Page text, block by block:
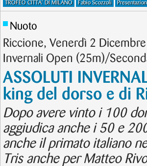
TROFEO CITTA' DI MILANO Fabio Scozzoli
Nuoto
Riccione, Venerdì 2
Invernali Open (25m)/
ASSOLUTI
king del dorso e di
Dopo avere vinto i 100
aggiudica anche i 50 e
anche il primato italiano
Tris anche per Matteo